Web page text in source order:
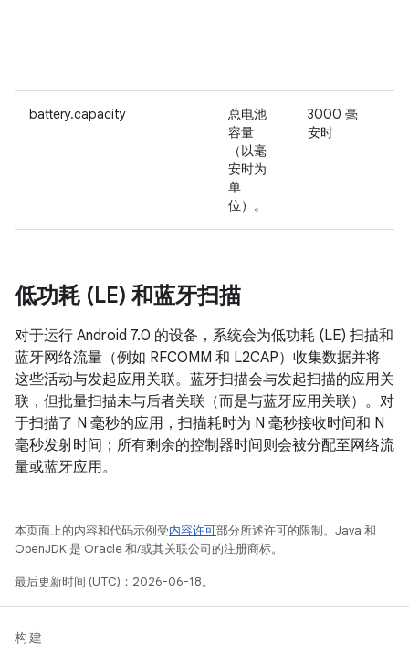
battery.capacity
总电池
容量
（以毫
安时为
单
位）。
3000 毫
安时
低功耗 (LE) 和蓝牙扫描
对于运行 Android 7.0 的设备，系统会为低功耗 (LE) 扫描和
蓝牙网络流量（例如 RFCOMM 和 L2CAP）收集数据并将
这些活动与发起应用关联。蓝牙扫描会与发起扫描的应用关
联，但批量扫描未与后者关联（而是与蓝牙应用关联）。对
于扫描了 N 毫秒的应用，扫描耗时为 N 毫秒接收时间和 N
毫秒发射时间；所有剩余的控制器时间则会被分配至网络流
量或蓝牙应用。
本页面上的内容和代码示例受内容许可部分所述许可的限制。Java 和
OpenJDK 是 Oracle 和/或其关联公司的注册商标。
最后更新时间 (UTC)：2026-06-18。
构建